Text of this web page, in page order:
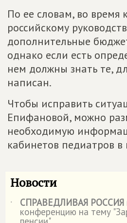
По ее словам, во время
российскому
дополнительные
однако если есть
нем должны знать те,
написан.
Чтобы исправить
Епифановой, можно
необходимую
кабинетов педиатров
Новости
˙ СПРАВЕДЛИВАЯ РОССИЯ
конференцию на тему